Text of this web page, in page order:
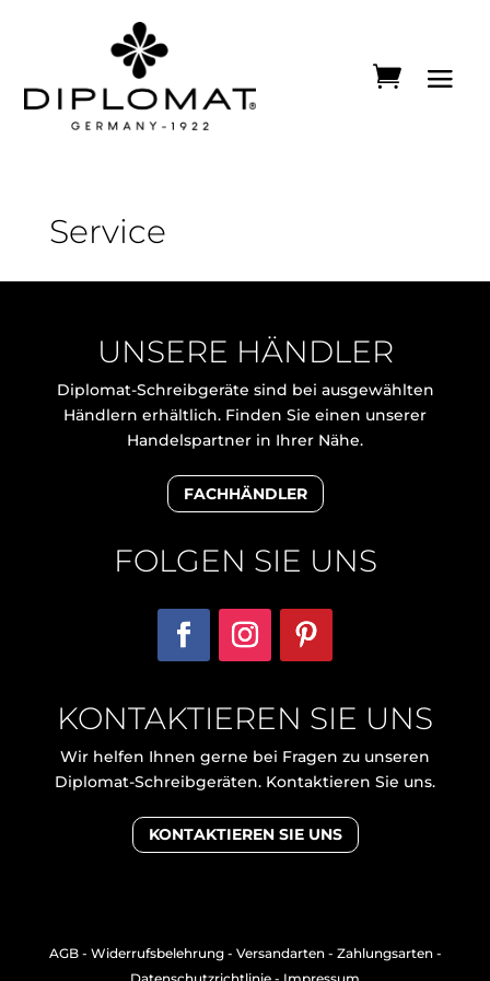
Service
UNSERE HÄNDLER
Diplomat-Schreibgeräte sind bei ausgewählten
Händlern erhältlich. Finden Sie einen unserer
Handelspartner in Ihrer Nähe.
FACHHÄNDLER
FOLGEN SIE UNS
KONTAKTIEREN SIE UNS
Wir helfen Ihnen gerne bei Fragen zu unseren
Diplomat-Schreibgeräten. Kontaktieren Sie uns.
KONTAKTIEREN SIE UNS
AGB- Widerrufsbelehrung- Versandarten- Zahlungsarten-